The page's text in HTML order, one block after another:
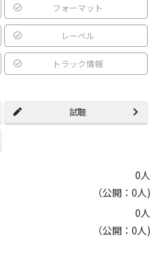
フォーマット
レーベル
トラック情報
試聴
0人
（公開：0人)
0人
（公開：0人)